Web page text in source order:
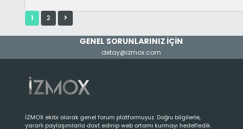
1 2
GENEL SORUNLARINIZ İÇİN
detay@izmox.com
İZMOX ekibi olarak genel forum platformuyuz. Doğru bilgilerle,
yararlı paylaşımlarla dost edinip web ortamı kurmayı hedefledik.